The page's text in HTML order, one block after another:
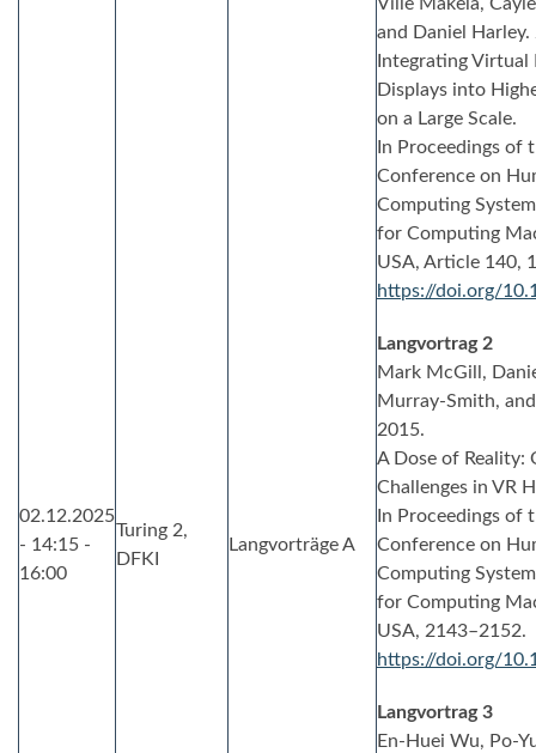
02.12.2025
- 14:15 -
16:00
Turing 2,
DFKI
Langvorträge A
Ville Mäkelä,
and Daniel Harley.
Integrating
Displays into
on a Large Scale.
In Proceedings of
Conference on
Computing
for Computing
USA, Article 140,
https://doi.org/
Langvortrag 2
Mark McGill,
Murray-Smith,
2015.
A Dose of Reality:
Challenges in VR
In Proceedings of
Conference on
Computing
for Computing
USA, 2143–2152.
https://doi.org/
Langvortrag 3
En-Huei Wu, Po-